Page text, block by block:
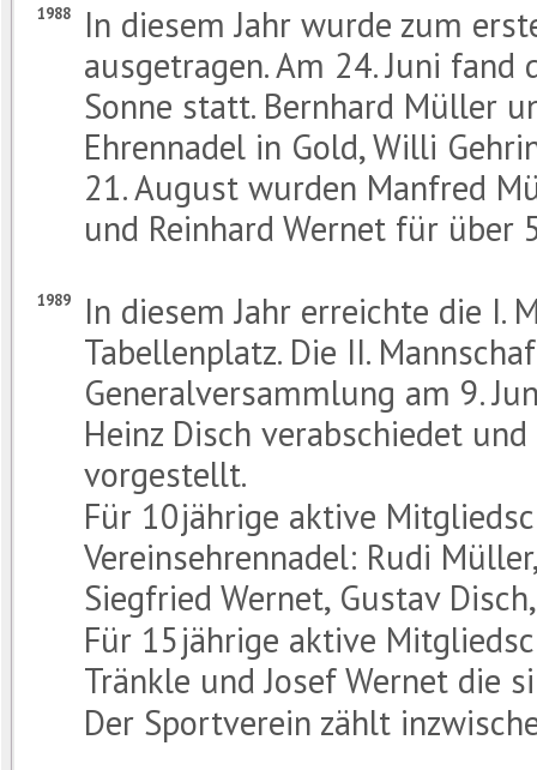
1988
In diesem Jahr wurde zum
ausgetragen. Am 24. Juni
Sonne statt. Bernhard Müller
Ehrennadel in Gold, Willi
21. August wurden Manfred
und Reinhard Wernet für über
1989
In diesem Jahr erreichte die I.
Tabellenplatz. Die II.
Generalversammlung am 9.
Heinz Disch verabschiedet
vorgestellt.
Für 10jährige aktive
Vereinsehrennadel: Rudi
Siegfried Wernet, Gustav
Für 15jährige aktive
Tränkle und Josef Wernet die
Der Sportverein zählt